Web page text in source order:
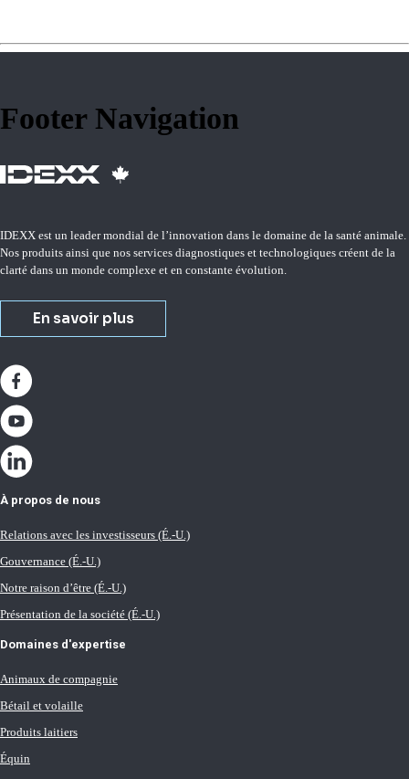
Footer Navigation
IDEXX est un leader mondial de l’innovation dans le domaine de la santé animale.
Nos produits ainsi que nos services diagnostiques et technologiques créent de la
clarté dans un monde complexe et en constante évolution.
En savoir plus
À propos de nous
Relations avec les investisseurs (É.-U.)
Gouvernance (É.-U.)
Notre raison d’être (É.-U.)
Présentation de la société (É.-U.)
Domaines d'expertise
Animaux de compagnie
Bétail et volaille
Produits laitiers
Équin